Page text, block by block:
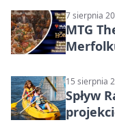
7 sierpnia
MTG
15 sierpnia
Spływ